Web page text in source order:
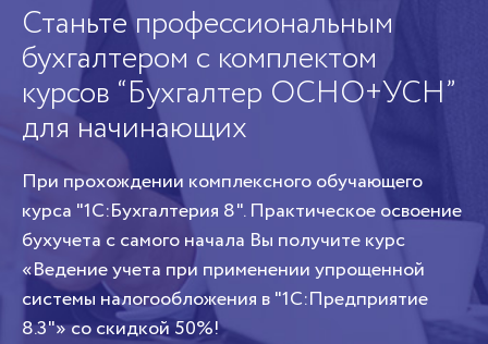
Станьте профессиональным
бухгалтером с комплектом
курсов “Бухгалтер ОСНО+УСН”
для начинающих
При прохождении комплексного обучающего
курса "1С:Бухгалтерия 8". Практическое освоение
бухучета с самого начала Вы получите курс
«Ведение учета при применении упрощенной
системы налогообложения в "1С:Предприятие
8.3"» со скидкой 50%!